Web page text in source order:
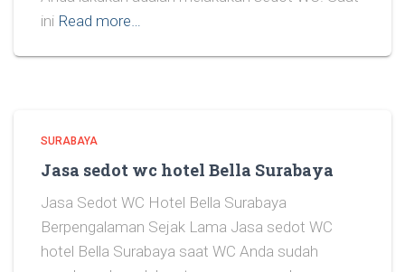
ini Read more…
SURABAYA
Jasa sedot wc hotel Bella Surabaya
Jasa Sedot WC Hotel Bella Surabaya
Berpengalaman Sejak Lama Jasa sedot WC
hotel Bella Surabaya saat WC Anda sudah